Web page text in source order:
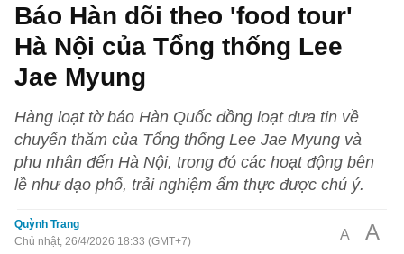
Báo Hàn dõi theo 'food tour'
Hà Nội của Tổng thống Lee
Jae Myung
Hàng loạt tờ báo Hàn Quốc đồng loạt đưa tin về
chuyến thăm của Tổng thống Lee Jae Myung và
phu nhân đến Hà Nội, trong đó các hoạt động bên
lề như dạo phố, trải nghiệm ẩm thực được chú ý.
Quỳnh Trang
Chủ nhật, 26/4/2026 18:33 (GMT+7)
A A